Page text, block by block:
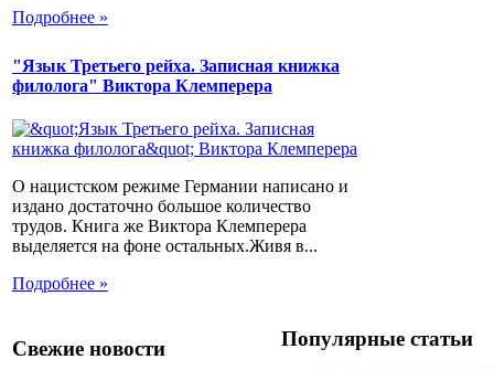
Подробнее »
"Язык Третьего рейха. Записная книжка
филолога" Виктора Клемперера
О нацистском режиме Германии написано и
издано достаточно большое количество
трудов. Книга же Виктора Клемперера
выделяется на фоне остальных.Живя в...
Подробнее »
Свежие новости Популярные статьи